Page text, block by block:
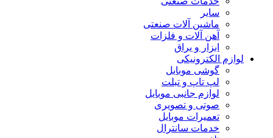
سایر
ماشین آلات صنعتی
آهن آلات و فلزات
ابزار و یراق
لوازم الکترونیکی
گوشی موبایل
لپ تاپ و تبلت
لوازم جانبی موبایل
صوتی و تصویری
تعمیرات موبایل
خدمات سانترال